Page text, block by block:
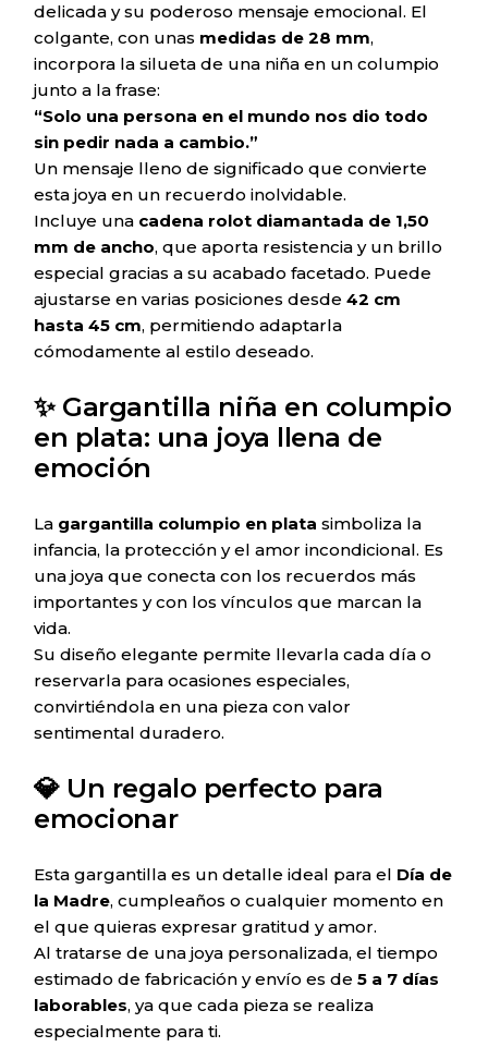
delicada y su poderoso mensaje emocional. El
colgante, con unas medidas de 28 mm,
incorpora la silueta de una niña en un columpio
junto a la frase:
“Solo una persona en el mundo nos dio todo
sin pedir nada a cambio.”
Un mensaje lleno de significado que convierte
esta joya en un recuerdo inolvidable.
Incluye una cadena rolot diamantada de 1,50
mm de ancho, que aporta resistencia y un brillo
especial gracias a su acabado facetado. Puede
ajustarse en varias posiciones desde42 cm
hasta 45 cm, permitiendo adaptarla
cómodamente al estilo deseado.
✨ Gargantilla niña en columpio
en plata: una joya llena de
emoción
La gargantilla columpio en plata simboliza la
infancia, la protección y el amor incondicional. Es
una joya que conecta con los recuerdos más
importantes y con los vínculos que marcan la
vida.
Su diseño elegante permite llevarla cada día o
reservarla para ocasiones especiales,
convirtiéndola en una pieza con valor
sentimental duradero.
💎 Un regalo perfecto para
emocionar
Esta gargantilla es un detalle ideal para el Día de
la Madre, cumpleaños o cualquier momento en
el que quieras expresar gratitud y amor.
Al tratarse de una joya personalizada, el tiempo
estimado de fabricación y envío es de5 a 7 días
laborables, ya que cada pieza se realiza
especialmente para ti.